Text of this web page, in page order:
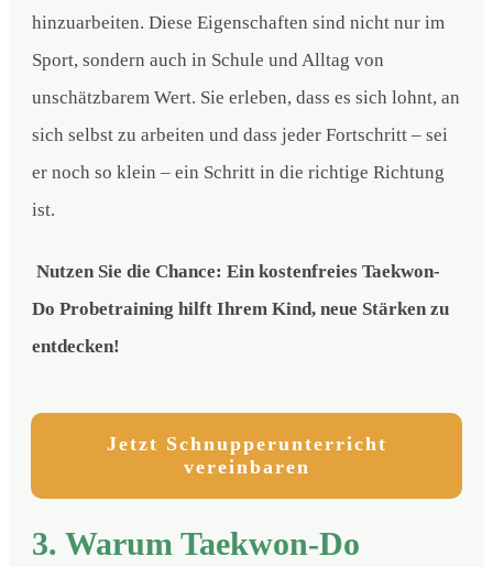
hinzuarbeiten. Diese Eigenschaften sind nicht nur im
Sport, sondern auch in Schule und Alltag von
unschätzbarem Wert. Sie erleben, dass es sich lohnt, an
sich selbst zu arbeiten und dass jeder Fortschritt – sei
er noch so klein – ein Schritt in die richtige Richtung
ist.
Nutzen Sie die Chance: Ein kostenfreies Taekwon-
Do Probetraining hilft Ihrem Kind, neue Stärken zu
entdecken!
Jetzt Schnupperunterricht
vereinbaren
3. Warum Taekwon-Do